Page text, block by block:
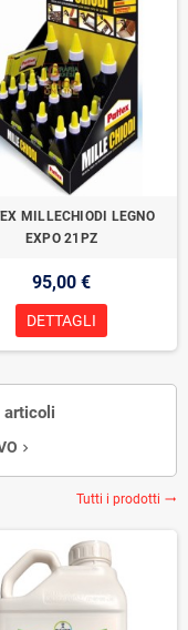
MILLECHIODI LEGNO
EXPO 21PZ
95,00 €
DETTAGLI
navigate_next
Tutti i prodotti trending_flat